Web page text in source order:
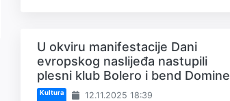
U okviru manifestacije Dani
evropskog naslijeđa nastupili
plesni klub Bolero i bend Domine
Kultura 12.11.2025 18:39